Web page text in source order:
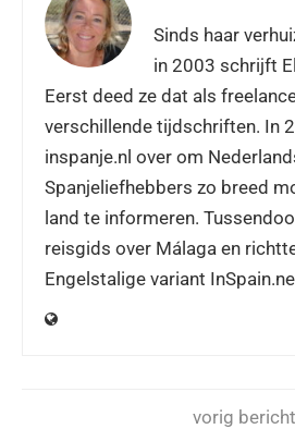
Sinds haar
in 2003 schrijft
Eerst deed ze dat als
verschillende tijdschriften. In
inspanje.nl over om
Spanjeliefhebbers zo breed
land te informeren.
reisgids over Málaga en
Engelstalige variant
vorig bericht